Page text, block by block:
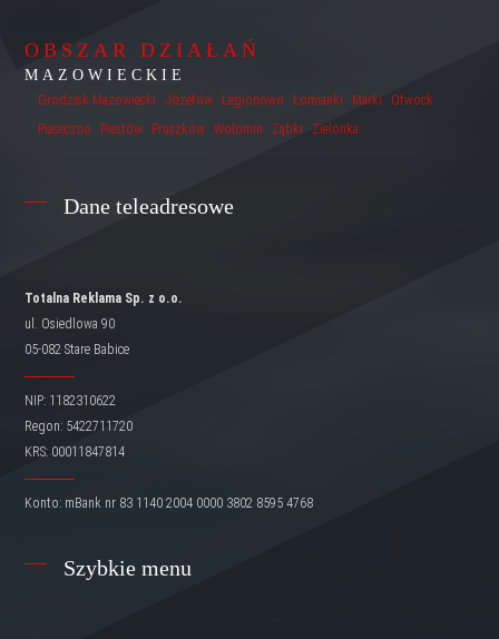
OBSZAR DZIAŁAŃ
MAZOWIECKIE
Grodzisk Mazowiecki Józefów Legionowo Łomianki Marki
Otwock
Piaseczno
Piastów Pruszków Wołomin Ząbki Zielonka
Dane teleadresowe
Totalna Reklama Sp. z o.o.
ul. Osiedlowa 90
05-082 Stare Babice
NIP: 1182310622
Regon: 5422711720
KRS: 00011847814
Konto: mBank nr 83 1140 2004 0000 3802 8595 4768
Szybkie menu